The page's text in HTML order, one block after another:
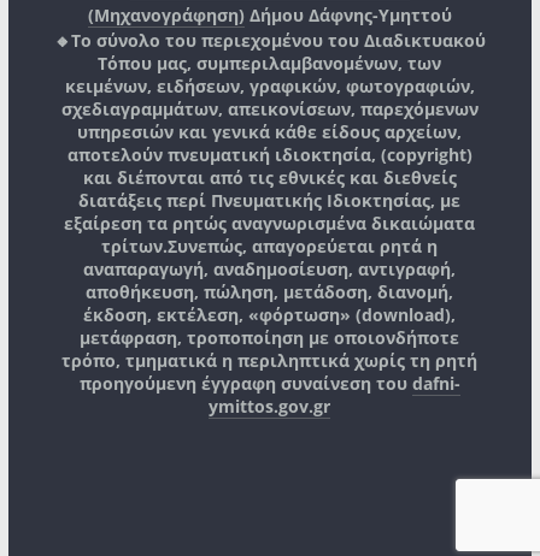
(Μηχανογράφηση) Δήμου Δάφνης-Υμηττού
🔸Το σύνολο του περιεχομένου του Διαδικτυακού
Τόπου μας, συμπεριλαμβανομένων, των
κειμένων, ειδήσεων, γραφικών, φωτογραφιών,
σχεδιαγραμμάτων, απεικονίσεων, παρεχόμενων
υπηρεσιών και γενικά κάθε είδους αρχείων,
αποτελούν πνευματική ιδιοκτησία, (copyright)
και διέπονται από τις εθνικές και διεθνείς
διατάξεις περί Πνευματικής Ιδιοκτησίας, με
εξαίρεση τα ρητώς αναγνωρισμένα δικαιώματα
τρίτων.Συνεπώς, απαγορεύεται ρητά η
αναπαραγωγή, αναδημοσίευση, αντιγραφή,
αποθήκευση, πώληση, μετάδοση, διανομή,
έκδοση, εκτέλεση, «φόρτωση» (download),
μετάφραση, τροποποίηση με οποιονδήποτε
τρόπο, τμηματικά η περιληπτικά χωρίς τη ρητή
προηγούμενη έγγραφη συναίνεση του dafni-
ymittos.gov.gr